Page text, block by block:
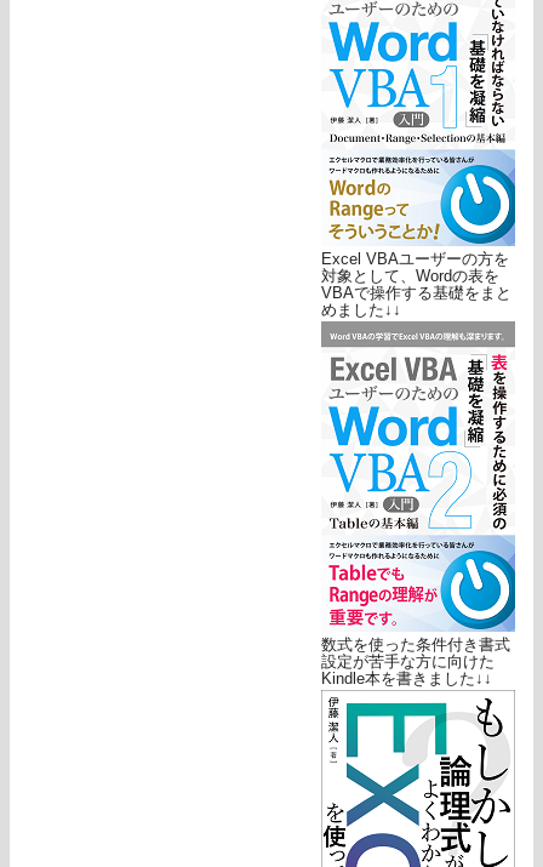
Excel VBAユーザーの方を
対象として、Wordの表を
VBAで操作する基礎をまと
めました↓↓
数式を使った条件付き書式
設定が苦手な方に向けた
Kindle本を書きました↓↓